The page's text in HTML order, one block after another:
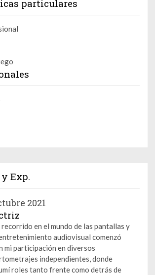
particulares
Exp.
2021
en el mundo de las pantallas y
audiovisual comenzó
mi participación en diversos
independientes, donde
roles tanto frente como detrás de